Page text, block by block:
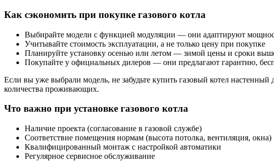
Как сэкономить при покупке газового котла
Выбирайте модели с функцией модуляции — они адаптируют
Учитывайте стоимость эксплуатации, а не только цену при покупке
Планируйте установку осенью или летом — зимой цены и сроки
Покупайте у официальных дилеров — они предлагают гарантию,
Если вы уже выбрали модель, не забудьте купить газовый котел настенный
количества проживающих.
Что важно при установке газового котла
Наличие проекта (согласование в газовой службе)
Соответствие помещения нормам (высота потолка, вентиляция, окна)
Квалифицированный монтаж с настройкой автоматики
Регулярное сервисное обслуживание